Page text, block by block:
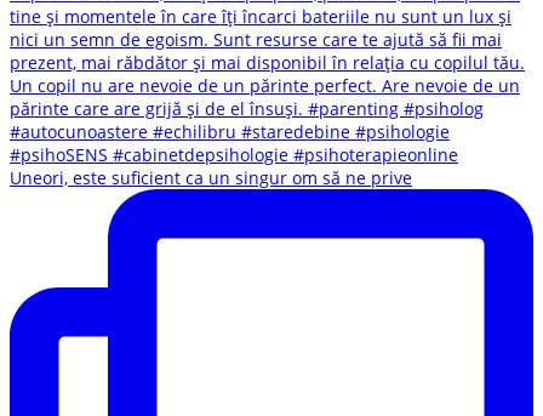
Uneori, este suficient ca un singur om să ne prive